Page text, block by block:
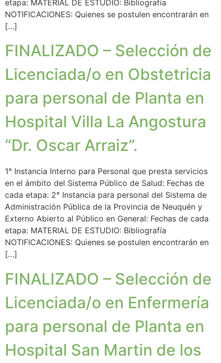
etapa: MATERIAL DE ESTUDIO: Bibliografía
NOTIFICACIONES: Quienes se postulen encontrarán en
[…]
FINALIZADO – Selección de
Licenciada/o en Obstetricia
para personal de Planta en
Hospital Villa La Angostura
“Dr. Oscar Arraiz”.
1° Instancia Interno para Personal que presta servicios
en el ámbito del Sistema Público de Salud: Fechas de
cada etapa: 2° Instancia para personal del Sistema de
Administración Pública de la Provincia de Neuquén y
Externo Abierto al Público en General: Fechas de cada
etapa: MATERIAL DE ESTUDIO: Bibliografía
NOTIFICACIONES: Quienes se postulen encontrarán en
[…]
FINALIZADO – Selección de
Licenciada/o en Enfermería
para personal de Planta en
Hospital San Martin de los